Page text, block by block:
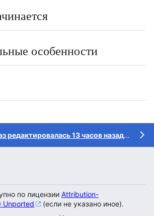
особенности
Последний раз редактировалась 13 часов назад
по лицензии Attribution-
Unported
(если не указано иное).